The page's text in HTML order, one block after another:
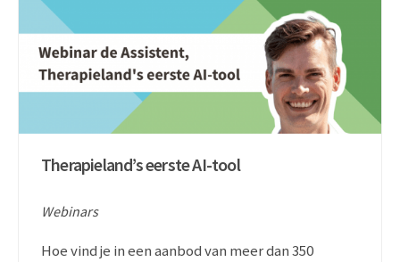
Therapieland’s eerste AI-tool
Webinars
Hoe vind je in een aanbod van meer dan 350